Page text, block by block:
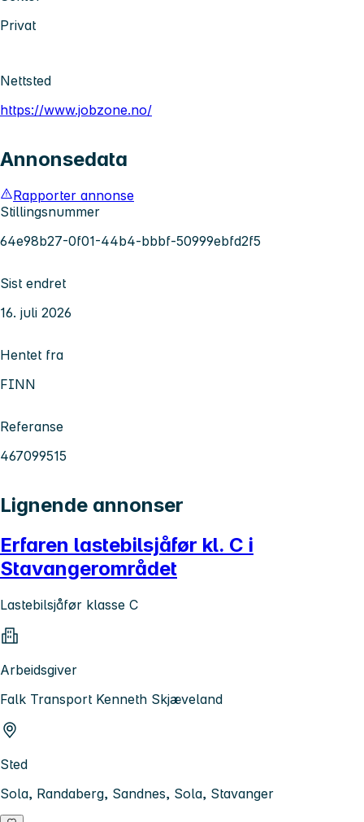
Privat
Nettsted
https://www.jobzone.no/
Annonsedata
Rapporter annonse
Stillingsnummer
64e98b27-0f01-44b4-bbbf-50999ebfd2f5
Sist endret
16. juli 2026
Hentet fra
FINN
Referanse
467099515
Lignende annonser
Erfaren lastebilsjåfør kl. C i
Stavangerområdet
Lastebilsjåfør klasse C
Arbeidsgiver
Falk Transport Kenneth Skjæveland
Sted
Sola, Randaberg, Sandnes, Sola, Stavanger